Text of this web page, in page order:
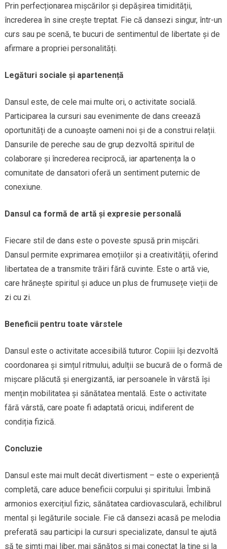
Prin perfecționarea mișcărilor și depășirea timidității,
încrederea în sine crește treptat. Fie că dansezi singur, într-un
curs sau pe scenă, te bucuri de sentimentul de libertate și de
afirmare a propriei personalități.
Legături sociale și apartenență
Dansul este, de cele mai multe ori, o activitate socială.
Participarea la cursuri sau evenimente de dans creează
oportunități de a cunoaște oameni noi și de a construi relații.
Dansurile de pereche sau de grup dezvoltă spiritul de
colaborare și încrederea reciprocă, iar apartenența la o
comunitate de dansatori oferă un sentiment puternic de
conexiune.
Dansul ca formă de artă și expresie personală
Fiecare stil de dans este o poveste spusă prin mișcări.
Dansul permite exprimarea emoțiilor și a creativității, oferind
libertatea de a transmite trăiri fără cuvinte. Este o artă vie,
care hrănește spiritul și aduce un plus de frumusețe vieții de
zi cu zi.
Beneficii pentru toate vârstele
Dansul este o activitate accesibilă tuturor. Copiii își dezvoltă
coordonarea și simțul ritmului, adulții se bucură de o formă de
mișcare plăcută și energizantă, iar persoanele în vârstă își
mențin mobilitatea și sănătatea mentală. Este o activitate
fără vârstă, care poate fi adaptată oricui, indiferent de
condiția fizică.
Concluzie
Dansul este mai mult decât divertisment – este o experiență
completă, care aduce beneficii corpului și spiritului. Îmbină
armonios exercițiul fizic, sănătatea cardiovasculară, echilibrul
mental și legăturile sociale. Fie că dansezi acasă pe melodia
preferată sau participi la cursuri specializate, dansul te ajută
să te simți mai liber, mai sănătos și mai conectat la tine și la